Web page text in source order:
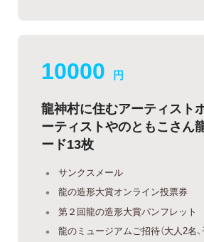
10000 円
龍神村に住むアーティスト
ーティストやのともこさん
ード13枚
サンクスメール
龍の造形大賞オンライン投票券
第２回龍の造形大賞パンフレット
龍のミュージアムご招待（大人2名